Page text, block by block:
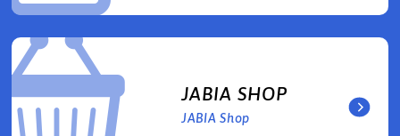
JABIA SHOP
JABIA Shop